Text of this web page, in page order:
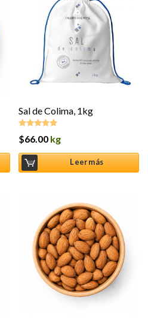
Sal de Colima, 1kg
Valorado en
$66.00 kg
Leer más